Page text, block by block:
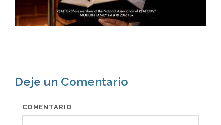
Deje un Comentario
COMENTARIO